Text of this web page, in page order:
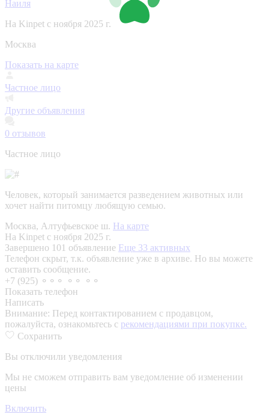
Наиля
На Kinpet c ноября 2025 г.
Москва
Показать на карте
Частное лицо
Другие объявления
0 отзывов
Частное лицо
Человек, который занимается разведением животных или
хочет найти питомцу любящую семью.
Москва, Алтуфьевское ш. На карте
На Kinpet c ноября 2025 г.
Завершено 101 объявление Еще 33 активных
Телефон скрыт, т.к. объявление уже в архиве. Но вы можете
оставить сообщение.
+7 (925) ⚬⚬⚬ ⚬⚬ ⚬⚬
Показать телефон
Написать
Внимание: Перед контактированием с продавцом,
пожалуйста, ознакомьтесь с рекомендациями при покупке.
Сохранить
Вы отключили уведомления
Мы не сможем отправить вам уведомление об изменении
цены
Включить